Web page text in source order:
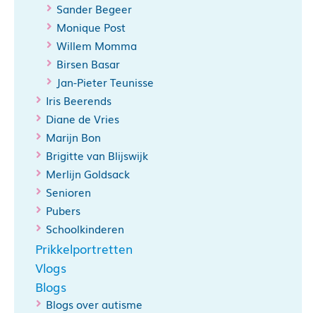
Sander Begeer
Monique Post
Willem Momma
Birsen Basar
Jan-Pieter Teunisse
Iris Beerends
Diane de Vries
Marijn Bon
Brigitte van Blijswijk
Merlijn Goldsack
Senioren
Pubers
Schoolkinderen
Prikkelportretten
Vlogs
Blogs
Blogs over autisme